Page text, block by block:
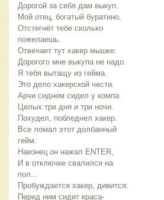
Дорогой за себя дам выкуп.
Мой отец, богатый буратино,
Отстегнёт тебе сколько
пожелаешь.
Отвечает тут хакер мышке:
Дорогого мне выкупа не надо.
Я тебя вытащу из гейма.
Это дело хакерской чести.
Арчи сиднем сидел у компа
Целых три дня и три ночи.
Похудел, побледнел хакер.
Все ломал этот долбанный
гейм.
Наконец он нажал ENTER,
И в отключке свалился на
пол...
Пробуждается хакер, дивится:
Перед ним сидит краса-